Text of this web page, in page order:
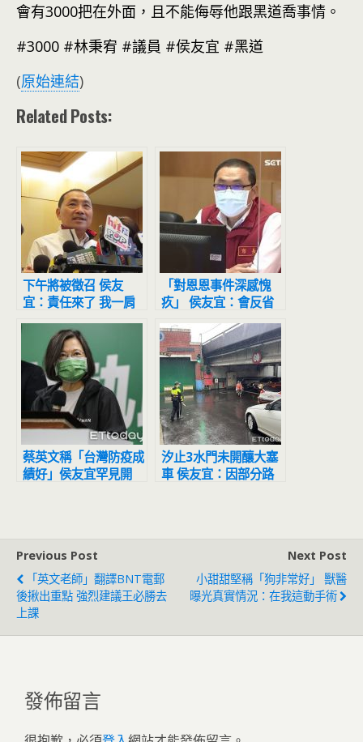
會有3000把在外面，且不能侮辱他跟黑道喬事情。
#3000 #林秉宥 #議員 #侯友宜 #黑道
(原始連結)
Related Posts:
下午將被徵召 侯友
宜：責任來了 我一肩
承擔
「對恩恩事件深感愧
疚」 侯友宜：會反省
檢討負起全部責任
蔡英文稱「台灣防疫成
績好」侯友宜罕見開
汐止3水門未開釀大塞
車 侯友宜：因部分路
Previous Post
「英文老師」翻譯BNT電郵
後揪出重點 強烈建議王必勝去
上課
Next Post
小甜甜堅稱「狗非常好」 獸醫
曝光真實情況：在我這動手術
發佈留言